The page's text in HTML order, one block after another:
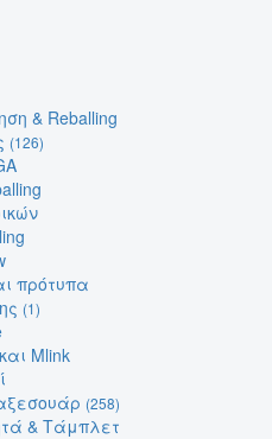
& Reballing
(126)
πρότυπα
(1)
Mlink
(258)
& Τάμπλετ